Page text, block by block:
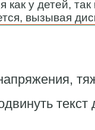
у детей,
вызывая
текст